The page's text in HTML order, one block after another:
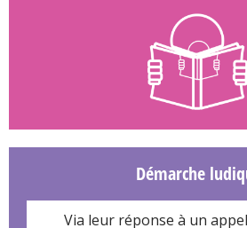
Démarche
Via leur réponse à un